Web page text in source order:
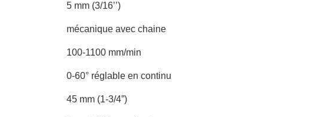
5 mm (3/16’’)
mécanique avec chaine
100-1100 mm/min
0-60° réglable en continu
45 mm (1-3/4”)